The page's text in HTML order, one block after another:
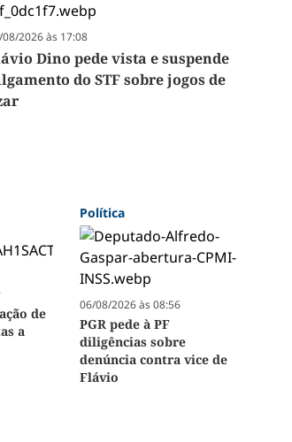
2026 às 17:08
Dino pede vista e suspende
do STF sobre jogos de
de
a
Política
06/08/2026 às 08:56
PGR pede à PF
diligências sobre
denúncia contra vice de
Flávio